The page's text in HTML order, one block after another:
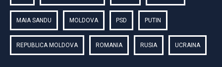
MAIA SANDU MOLDOVA PSD PUTIN
REPUBLICA MOLDOVA ROMANIA RUSIA UCRAINA